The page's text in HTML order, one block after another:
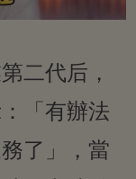
二代后，
「有辦法
了」，當